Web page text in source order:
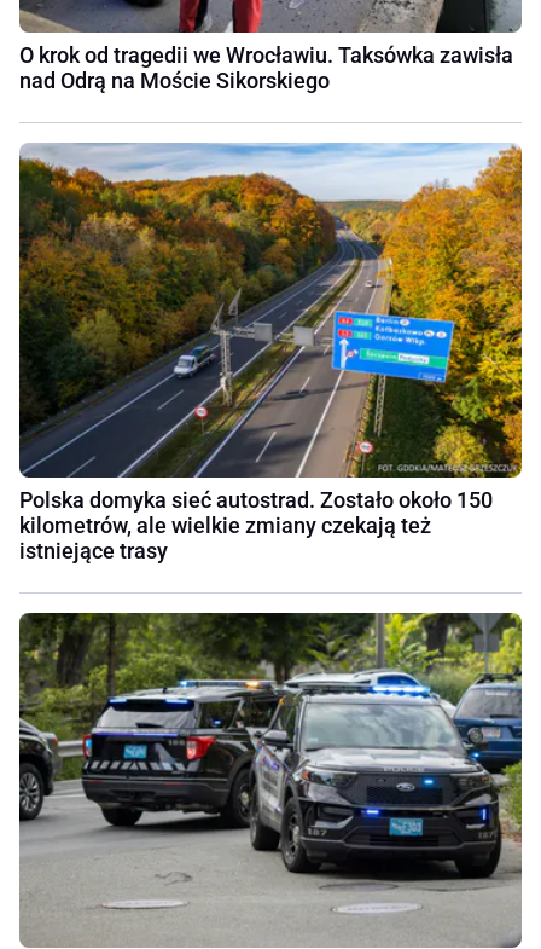
O krok od tragedii we Wrocławiu. Taksówka zawisła
nad Odrą na Moście Sikorskiego
Polska domyka sieć autostrad. Zostało około 150
kilometrów, ale wielkie zmiany czekają też
istniejące trasy